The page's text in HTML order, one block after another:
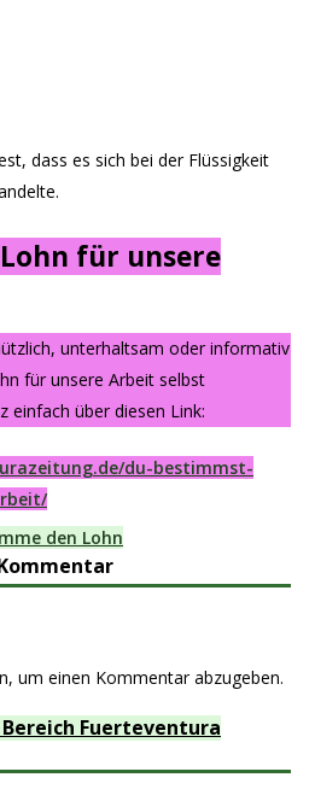
dass es sich bei der Flüssigkeit
für unsere
unterhaltsam oder informativ
für unsere Arbeit selbst
einfach über diesen Link:
du-bestimmst-
um einen Kommentar abzugeben.
Fuerteventura